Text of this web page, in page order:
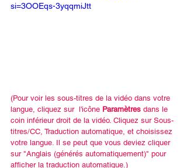
si=3OOEqs-3yqqmiJtt
(Pour voir les sous-titres de la vidéo dans votre
langue, cliquez sur  l'icône Paramètres dans le
coin inférieur droit de la vidéo. Cliquez sur Sous-
titres/CC, Traduction automatique, et choisissez
votre langue. Il se peut que vous deviez cliquer
sur "Anglais (générés automatiquement)" pour
afficher la traduction automatique.)